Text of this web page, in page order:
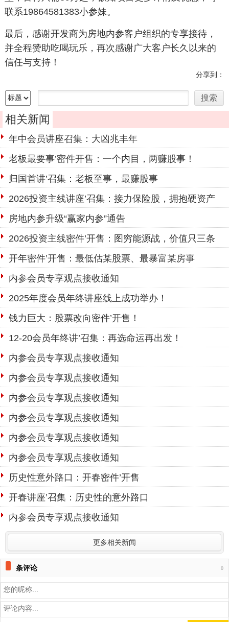
联系19864581383小参妹。
最后，感谢开发商为房地内参客户组织的专享接待，
并全程赞助吃喝玩乐，再次感谢广大客户长久以来的
信任与支持！
分享到：
相关新闻
年中会员讲座召集：大凶兆丰年
老板最要事’密件开售：一个内目，两赚股事！
归国首讲’召集：老板至事，最赚股事
2026投资主线讲座’召集：接力保险股，拥抱硬资产
房地内参升级“赢家内参”通告
2026投资主线密件’开售：图穷能源战，价值只三条
开年密件’开售：最低估某股票、最暴富某房事
内参会员专享观点接收通知
2025年度会员年终讲座线上成功举办！
钱力巨大：股票改向密件’开售！
12-20会员年终讲’召集：再选命运再出发！
内参会员专享观点接收通知
内参会员专享观点接收通知
内参会员专享观点接收通知
内参会员专享观点接收通知
内参会员专享观点接收通知
内参会员专享观点接收通知
历史性意外路口：开春密件’开售
开春讲座’召集：历史性的意外路口
内参会员专享观点接收通知
更多相关新闻
0
条评论